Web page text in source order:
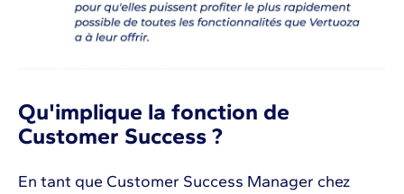
Qu'implique la fonction de
Customer Success ?
En tant que Customer Success Manager chez